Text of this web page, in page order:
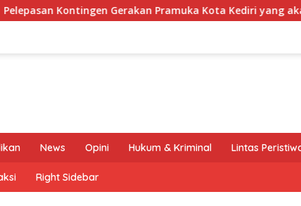
Kota Kediri yang akan mengikuti Jambore
News Opini Hukum & Kriminal Lintas
Right Sidebar